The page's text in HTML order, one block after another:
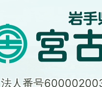
法人番号